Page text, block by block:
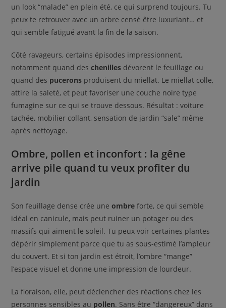
un look “malade” en plein été, ce qui surprend toujours. Tu
peux te retrouver avec un arbre censé être luxuriant… et
qui semble fatigué avant la fin de la saison.
Côté ravageurs, certains épisodes impressionnent,
notamment quand deschenilles dévorent le feuillage ou
quand des pucerons produisent du miellat. Le miellat colle,
attire la saleté, et peut favoriser une couche noire type
fumagine sur ce qui se trouve dessous. Résultat : voiture
tachée, mobilier collant, sensation de jardin “sale” même
après nettoyage.
Ombre, pollen et inconfort : la gêne
arrive pile quand tu veux profiter du
jardin
Son feuillage dense crée uneombre forte, ce qui semble
idéal en canicule, mais peut ruiner un potager ou des
massifs qui aiment le soleil. Tu peux voir certaines plantes
dépérir simplement parce que tu as sous-estimé l’ampleur
du couvert. Et si ton jardin est étroit, l’ombre “mange”
l’espace visuel et donne une impression de lourdeur.
La floraison, elle, peut déclencher des réactions chez les
personnes sensibles au pollen. Sans être “dangereux” dans